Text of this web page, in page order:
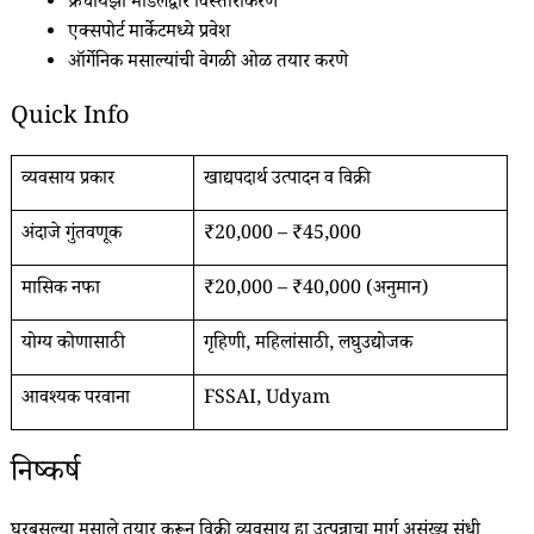
एक्सपोर्ट मार्केटमध्ये प्रवेश
ऑर्गेनिक मसाल्यांची वेगळी ओळ तयार करणे
Quick Info
व्यवसाय प्रकार
खाद्यपदार्थ उत्पादन व विक्री
अंदाजे गुंतवणूक
₹20,000 – ₹45,000
मासिक नफा
₹20,000 – ₹40,000 (अनुमान)
योग्य कोणासाठी
गृहिणी, महिलांसाठी, लघुउद्योजक
आवश्यक परवाना
FSSAI, Udyam
निष्कर्ष